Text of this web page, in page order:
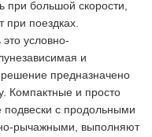
при большой скорости,
поездках.
условно-
и
предназначено
Компактные и просто
подвески с продольными
рычажными, выполняют